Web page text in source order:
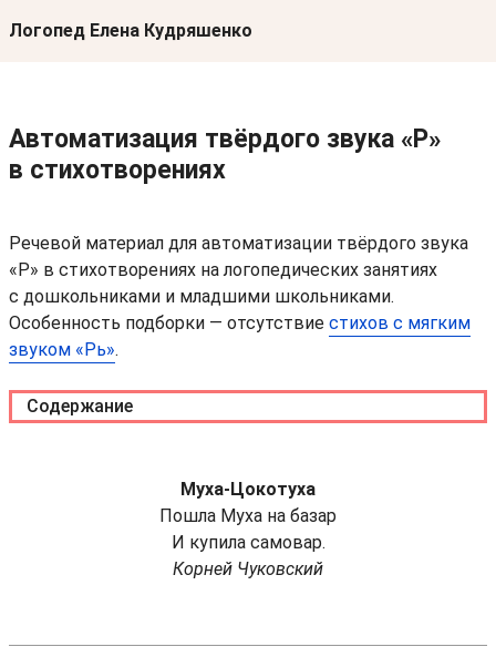
Логопед Елена Кудряшенко
Автоматизация твёрдого звука «Р»
в стихотворениях
Речевой материал для автоматизации твёрдого звука
«Р» в стихотворениях на логопедических занятиях
с дошкольниками и младшими школьниками.
Особенность подборки — отсутствие стихов с мягким
звуком «Рь».
Содержание
Муха-Цокотуха
Пошла Муха на базар
И купила самовар.
Корней Чуковский